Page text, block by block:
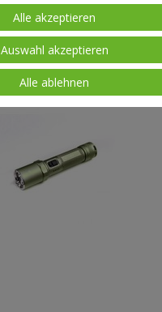
Alle akzeptieren
Auswahl akzeptieren
Alle ablehnen